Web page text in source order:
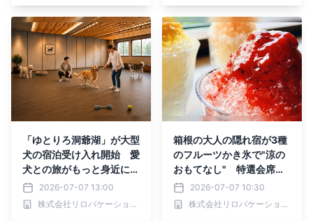
「ゆとりろ洞爺湖」が大型
犬の宿泊受け入れ開始 愛
犬との旅がもっと身近に｜
2026年7月より
2026-07-07 13:00
株式会社リロバケーションズ
箱根の大人の隠れ宿が3種
のフルーツかき氷で"涼の
おもてなし" 特選会席を
愉しむお盆限定宿泊プラン
も販売
2026-07-07 10:30
株式会社リロバケーションズ